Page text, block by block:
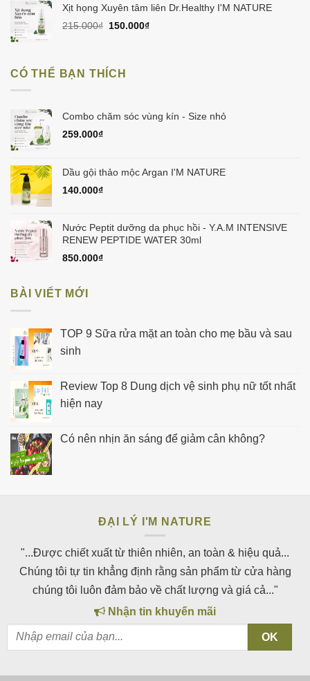
là:
tại
450.000₫.
Xịt họng Xuyên tâm liên Dr.Healthy I'M NATURE
215.000₫ Giá
150.000₫Giá
CÓ THỂ BẠN THÍCH
Combo chăm sóc vùng kín - Size nhỏ
259.000₫
Dầu gội thảo mộc Argan I'M NATURE
140.000₫
Nước Peptit dưỡng da phục hồi - Y.A.M INTENSIVE
RENEW PEPTIDE WATER 30ml
850.000₫
BÀI VIẾT MỚI
TOP 9 Sữa rửa mặt an toàn cho mẹ bầu và sau
sinh
Review Top 8 Dung dịch vệ sinh phụ nữ tốt nhất
hiện nay
Có nên nhịn ăn sáng để giảm cân không?
ĐẠI LÝ I'M NATURE
"...Được chiết xuất từ thiên nhiên, an toàn & hiệu quả...
Chúng tôi tự tin khẳng định rằng sản phẩm từ cửa hàng
chúng tôi luôn đảm bảo về chất lượng và giá cả..."
Nhận tin khuyến mãi